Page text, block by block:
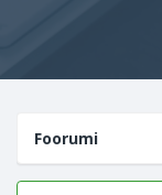
Foorumi